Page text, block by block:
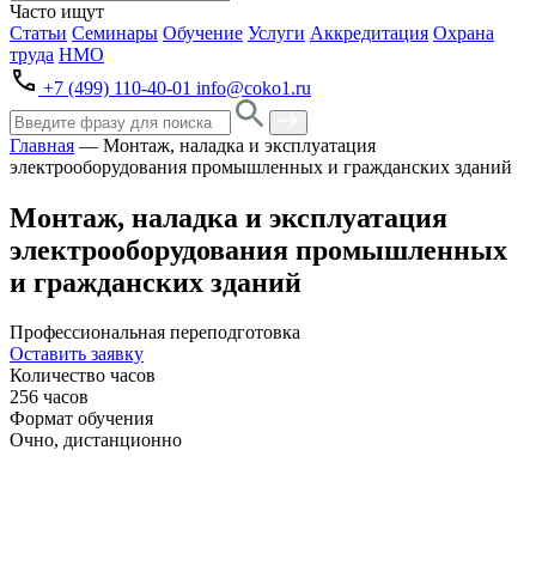
Часто ищут
Статьи Семинары Обучение Услуги Аккредитация Охрана
труда НМО
+7 (499) 110-40-01 info@coko1.ru
Главная — Монтаж, наладка и эксплуатация
электрооборудования промышленных и гражданских зданий
Монтаж, наладка и эксплуатация
электрооборудования промышленных
и гражданских зданий
Профессиональная переподготовка
Оставить заявку
Количество часов
256 часов
Формат обучения
Очно, дистанционно